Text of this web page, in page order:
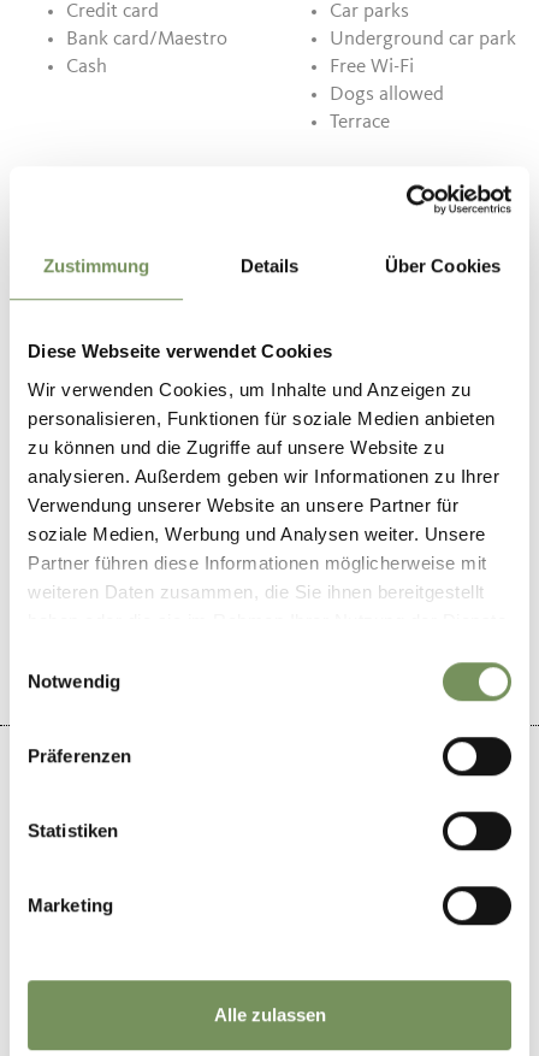
Zustimmung Details Über Cookies
Diese Webseite verwendet Cookies
Wir verwenden Cookies, um Inhalte und Anzeigen zu
personalisieren, Funktionen für soziale Medien anbieten
zu können und die Zugriffe auf unsere Website zu
analysieren. Außerdem geben wir Informationen zu Ihrer
Verwendung unserer Website an unsere Partner für
soziale Medien, Werbung und Analysen weiter. Unsere
Partner führen diese Informationen möglicherweise mit
weiteren Daten zusammen, die Sie ihnen bereitgestellt
Notwendig
Präferenzen
Statistiken
Marketing
Alle zulassen
Credit card
Bank card/Maestro
Cash
Car parks
Underground car park
Free Wi-Fi
Dogs allowed
Terrace
Happergweg 12
info@sonnenhofpasseier.com
www.sonnenhofpasseier.com
+39 0473 656150
DID YOU FIND THIS CONTENT HELPFUL?